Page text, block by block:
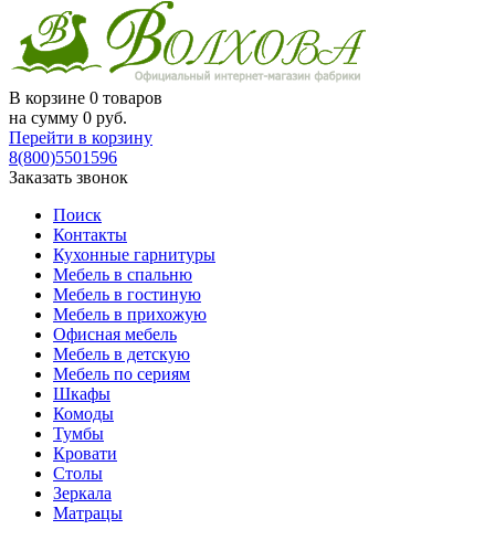
В корзине 0 товаров
на сумму 0 руб.
Перейти в корзину
8(800)5501596
Заказать звонок
Поиск
Контакты
Кухонные гарнитуры
Мебель в спальню
Мебель в гостиную
Мебель в прихожую
Офисная мебель
Мебель в детскую
Мебель по сериям
Шкафы
Комоды
Тумбы
Кровати
Столы
Зеркала
Матрацы